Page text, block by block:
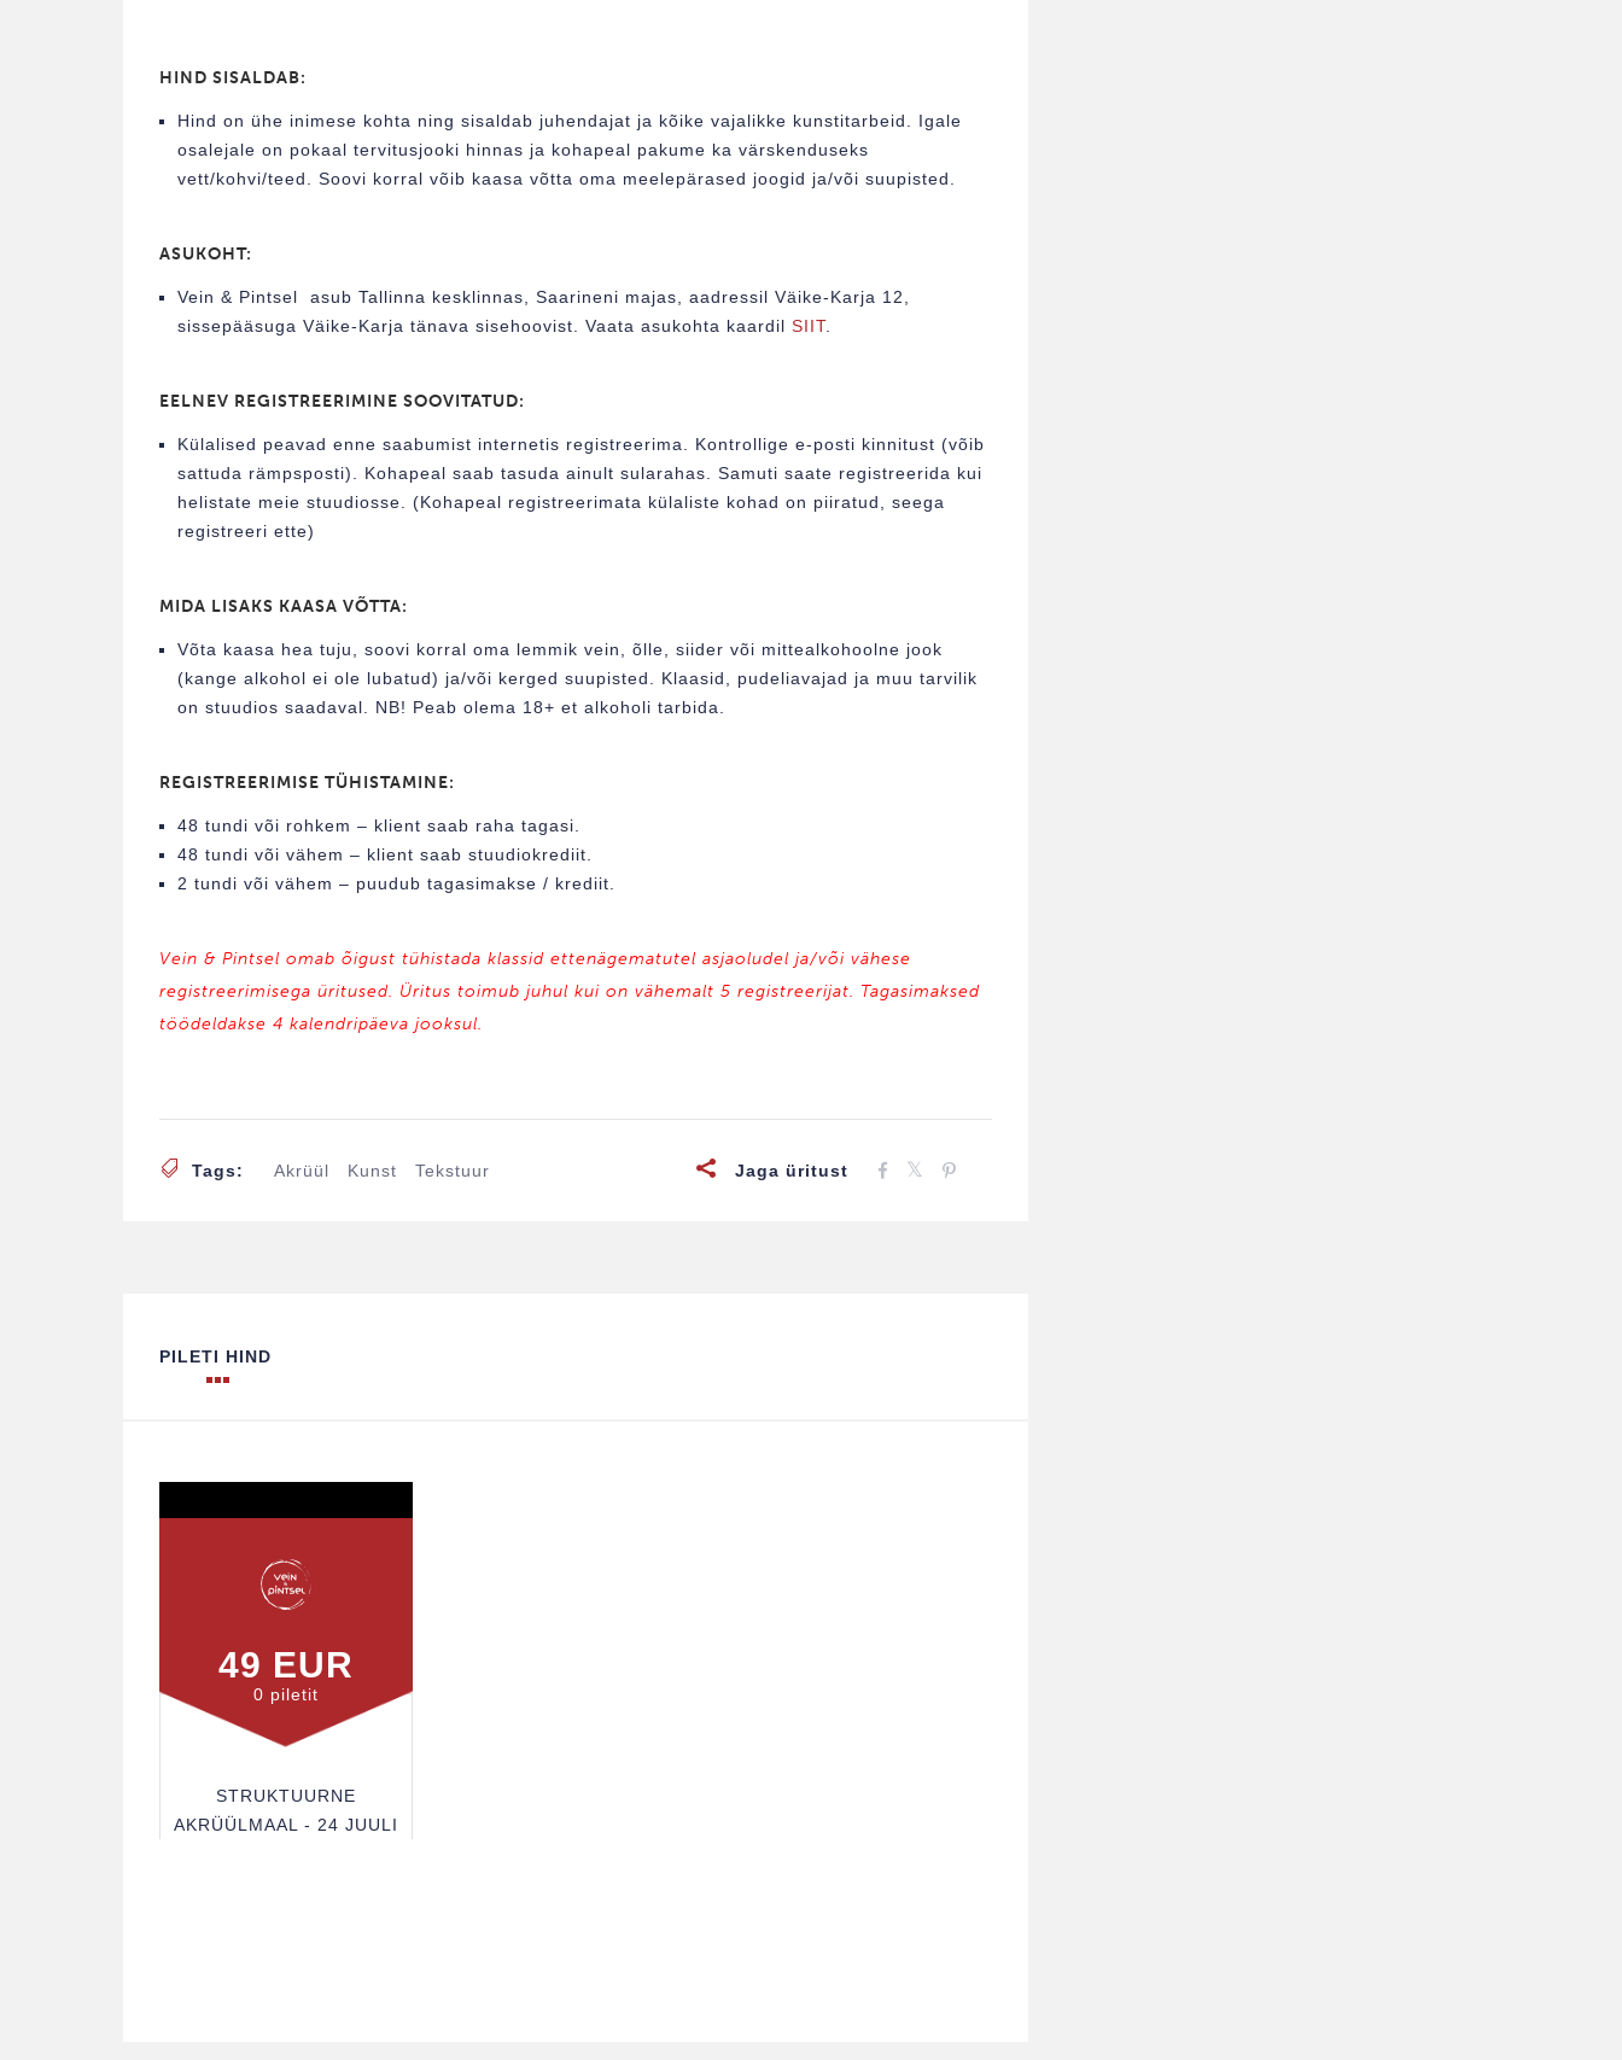
HIND SISALDAB:
Hind on ühe inimese kohta ning sisaldab juhendajat ja kõike vajalikke kunstitarbeid. Igale
osalejale on pokaal tervitusjooki hinnas ja kohapeal pakume ka värskenduseks
vett/kohvi/teed. Soovi korral võib kaasa võtta oma meelepärased joogid ja/või suupisted.
ASUKOHT:
Vein & Pintsel asub Tallinna kesklinnas, Saarineni majas, aadressil Väike-Karja 12,
sissepääsuga Väike-Karja tänava sisehoovist. Vaata asukohta kaardil SIIT.
EELNEV REGISTREERIMINE SOOVITATUD:
Külalised peavad enne saabumist internetis registreerima. Kontrollige e-posti kinnitust (võib
sattuda rämpsposti). Kohapeal saab tasuda ainult sularahas. Samuti saate registreerida kui
helistate meie stuudiosse. (Kohapeal registreerimata külaliste kohad on piiratud, seega
registreeri ette)
MIDA LISAKS KAASA VÕTTA:
Võta kaasa hea tuju, soovi korral oma lemmik vein, õlle, siider või mittealkohoolne jook
(kange alkohol ei ole lubatud) ja/või kerged suupisted. Klaasid, pudeliavajad ja muu tarvilik
on stuudios saadaval. NB! Peab olema 18+ et alkoholi tarbida.
REGISTREERIMISE TÜHISTAMINE:
48 tundi või rohkem – klient saab raha tagasi.
48 tundi või vähem – klient saab stuudiokrediit.
2 tundi või vähem – puudub tagasimakse / krediit.
Vein & Pintsel omab õigust tühistada klassid ettenägematutel asjaoludel ja/või vähese
registreerimisega üritused. Üritus toimub juhul kui on vähemalt 5 registreerijat. Tagasimaksed
töödeldakse 4 kalendripäeva jooksul.
Tags: Akrüül Kunst Tekstuur Jaga üritust
PILETI HIND
49 EUR
0 piletit
STRUKTUURNE
AKRÜÜLMAAL - 24 JUULI